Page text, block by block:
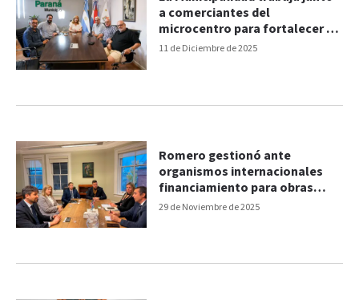
11 de Diciembre de 2025
a comerciantes del
microcentro para fortalecer el
desarrollo del sector
29 de Noviembre de 2025
Romero gestionó ante
organismos internacionales
financiamiento para obras
estratégicas de Paraná